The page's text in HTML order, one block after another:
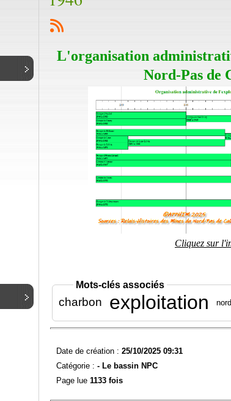
L'organisation
Nord-Pas de
Cliquez sur
Mots-clés associés
charbon exploitation
Date de création : 25/10/2025 09:31
Catégorie : - Le bassin NPC
Page lue 1133 fois